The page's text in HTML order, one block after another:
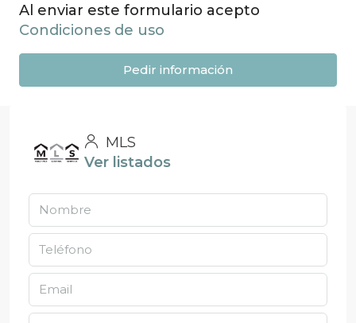
Al enviar este formulario acepto
Condiciones de uso
Pedir información
MLS
Ver listados